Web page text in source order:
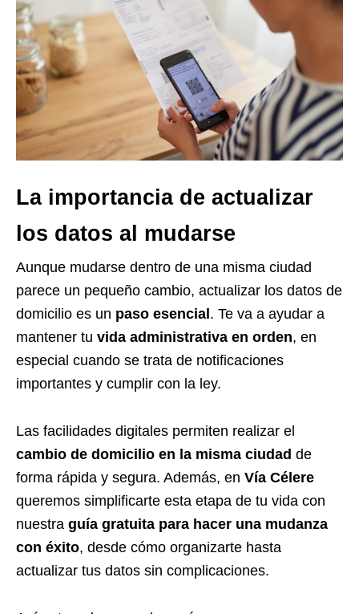
La importancia de actualizar
los datos al mudarse
Aunque mudarse dentro de una misma ciudad
parece un pequeño cambio, actualizar los datos de
domicilio es un paso esencial. Te va a ayudar a
mantener tu vida administrativa en orden, en
especial cuando se trata de notificaciones
importantes y cumplir con la ley.
Las facilidades digitales permiten realizar el
cambio de domicilio en la misma ciudad de
forma rápida y segura. Además, en Vía Célere
queremos simplificarte esta etapa de tu vida con
nuestra guía gratuita para hacer una mudanza
con éxito, desde cómo organizarte hasta
actualizar tus datos sin complicaciones.